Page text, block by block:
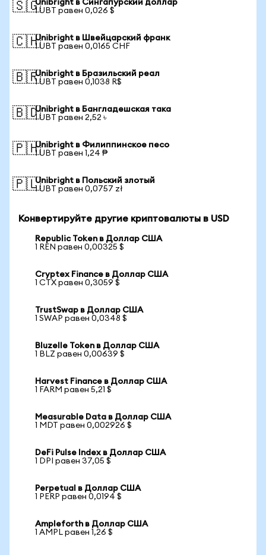
🇸🇬Unibright в Сингапурский доллар
1 UBT равен 0,026 $
🇨🇭Unibright в Швейцарский франк
1 UBT равен 0,0165 CHF
🇧🇷Unibright в Бразильский реал
1 UBT равен 0,1038 R$
🇧🇩Unibright в Бангладешская така
1 UBT равен 2,52 ৳
🇵🇭Unibright в Филиппинское песо
1 UBT равен 1,24 ₱
🇵🇱Unibright в Польский злотый
1 UBT равен 0,0757 zł
Конвертируйте другие криптовалюты в USD
Republic Token в Доллар США
1 REN равен 0,00325 $
Cryptex Finance в Доллар США
1 CTX равен 0,3059 $
TrustSwap в Доллар США
1 SWAP равен 0,0348 $
Bluzelle Token в Доллар США
1 BLZ равен 0,00639 $
Harvest Finance в Доллар США
1 FARM равен 5,21 $
Measurable Data в Доллар США
1 MDT равен 0,002926 $
DeFi Pulse Index в Доллар США
1 DPI равен 37,05 $
Perpetual в Доллар США
1 PERP равен 0,0194 $
Ampleforth в Доллар США
1 AMPL равен 1,26 $